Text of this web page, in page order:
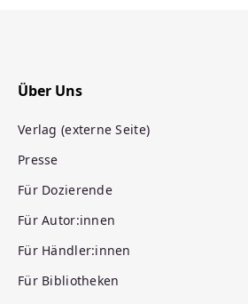
Über Uns
Verlag (externe Seite)
Presse
Für Dozierende
Für Autor:innen
Für Händler:innen
Für Bibliotheken